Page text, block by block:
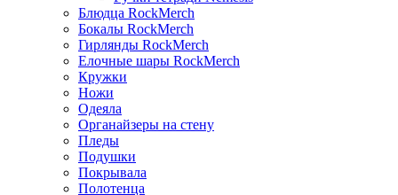
Блюдца RockMerch
Бокалы RockMerch
Гирлянды RockMerch
Елочные шары RockMerch
Кружки
Ножи
Одеяла
Органайзеры на стену
Пледы
Подушки
Покрывала
Полотенца